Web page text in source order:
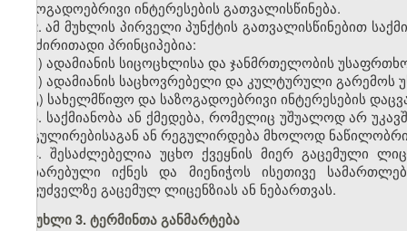
საზოგადოებრივი ინტერესების გათვალისწინება.
2. ამ მუხლის პირველი პუნქტის გათვალისწინებით
და ძირითადი პრინციპებია:
ა) ადამიანის სიცოცხლისა და ჯანმრთელობის
ბ) ადამიანის საცხოვრებელი და კულტურული
გ) სახელმწიფო და საზოგადოებრივი ინტერესების
3. საქმიანობა ან ქმედება, რომელიც უშუალოდ არ
რეგულირებისაგან ან რეგულირდება მხოლოდ
4. შესაძლებელია უცხო ქვეყნის მიერ გაცემული
აღიარებული იქნეს და მიენიჭოს ისეთივე
საფუძველზე გაცემულ ლიცენზიას ან ნებართვას.
მუხლი 3. ტერმინთა განმარტება